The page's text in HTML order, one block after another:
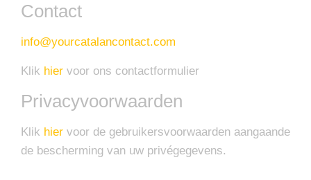
Contact
info@yourcatalancontact.com
Klik hier voor ons contactformulier
Privacyvoorwaarden
Klik hier voor de gebruikersvoorwaarden aangaande
de bescherming van uw privégegevens.